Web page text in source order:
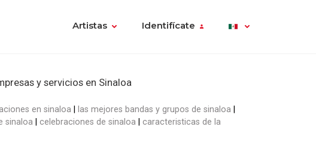
Artistas Identifícate
y servicios en Sinaloa
en sinaloa
las mejores bandas y grupos de sinaloa
sinaloa celebraciones de sinaloa
caracteristicas de la